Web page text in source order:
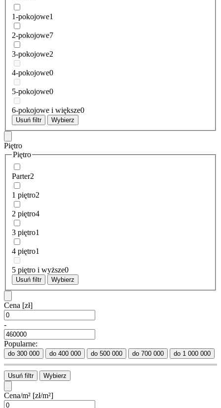
1-pokojowe1
2-pokojowe7
3-pokojowe2
4-pokojowe0
5-pokojowe0
6-pokojowe i większe0
Usuń filtr Wybierz
Piętro
Piętro
Parter2
1 piętro2
2 piętro4
3 piętro1
4 piętro1
5 piętro i wyższe0
Usuń filtr Wybierz
Cena [zł]
-
Popularne:
do 300 000 do 400 000 do 500 000 do 700 000 do 1 000 000
Usuń filtr Wybierz
Cena/m² [zł/m²]